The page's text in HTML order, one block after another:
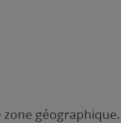
géographique.